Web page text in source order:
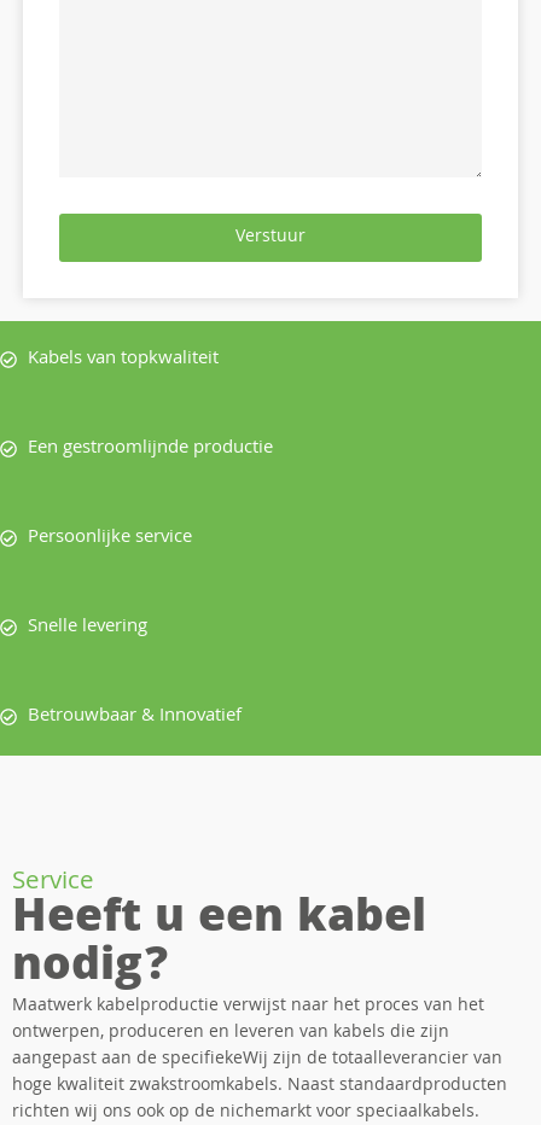
Verstuur
Kabels van topkwaliteit
Een gestroomlijnde productie
Persoonlijke service
Snelle levering
Betrouwbaar & Innovatief
Service
Heeft u een kabel
nodig?
Maatwerk kabelproductie verwijst naar het proces van het
ontwerpen, produceren en leveren van kabels die zijn
aangepast aan de specifiekeWij zijn de totaalleverancier van
hoge kwaliteit zwakstroomkabels. Naast standaardproducten
richten wij ons ook op de nichemarkt voor speciaalkabels.